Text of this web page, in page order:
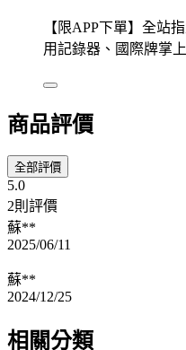
【限APP下單】全站
用記錄器、國際牌掌
商品評價
全部評價
5.0
2則評價
蘇**
2025/06/11
蘇**
2024/12/25
相關分類